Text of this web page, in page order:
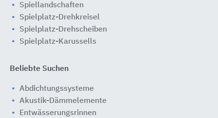
Spiellandschaften
Spielplatz-Drehkreisel
Spielplatz-Drehscheiben
Spielplatz-Karussells
Beliebte Suchen
Abdichtungssysteme
Akustik-Dämmelemente
Entwässerungsrinnen